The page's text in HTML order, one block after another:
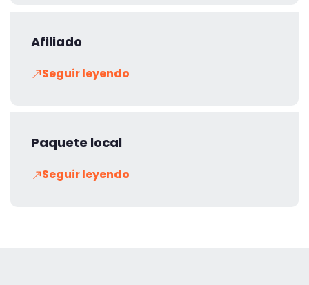
Afiliado
Seguir leyendo
Paquete local
Seguir leyendo